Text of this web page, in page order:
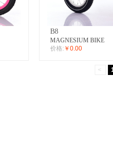
B8
MAGNESIUM BIKE
价格: ￥0.00
<